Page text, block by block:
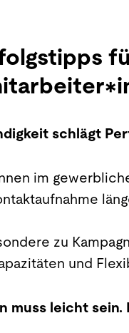
schlägt
im
zu
und
muss leicht sein.